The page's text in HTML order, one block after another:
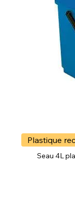
Plastique
Seau 4L